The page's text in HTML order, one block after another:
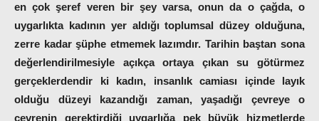
en çok şeref veren bir şey varsa, onun da o çağda, o
uygarlıkta kadının yer aldığı toplumsal düzey olduğuna,
zerre kadar şüphe etmemek lazımdır. Tarihin baştan sona
değerlendirilmesiyle açıkça ortaya çıkan su götürmez
gerçeklerdendir ki kadın, insanlık camiası içinde layık
olduğu düzeyi kazandığı zaman, yaşadığı çevreye o
çevrenin gerektirdiği uygarlığa pek büyük hizmetlerde